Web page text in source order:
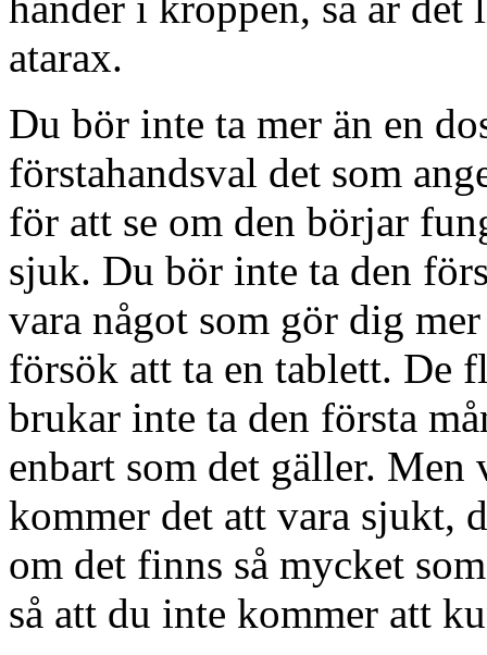
atarax.
Du bör inte ta mer än en
förstahandsval det som
för att se om den börjar
sjuk. Du bör inte ta den
vara något som gör dig
försök att ta en tablett. De
brukar inte ta den första
enbart som det gäller. Men
kommer det att vara sjukt,
om det finns så mycket
så att du inte kommer att